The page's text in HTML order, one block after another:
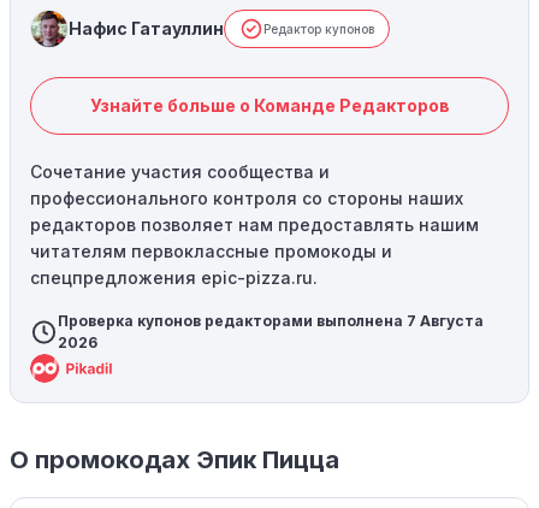
Нафис Гатауллин Редактор купонов
Узнайте больше о Команде Редакторов
Сочетание участия сообщества и
профессионального контроля со стороны наших
редакторов позволяет нам предоставлять нашим
читателям первоклассные промокоды и
спецпредложения epic-pizza.ru.
Проверка купонов редакторами выполнена 7 Августа
2026
О промокодах Эпик Пицца